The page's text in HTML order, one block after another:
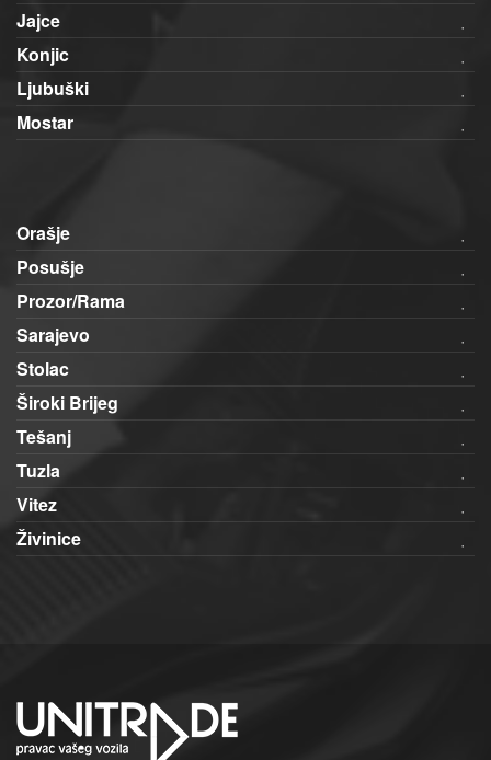
Jajce
Konjic
Ljubuški
Mostar
Orašje
Posušje
Prozor/Rama
Sarajevo
Stolac
Široki Brijeg
Tešanj
Tuzla
Vitez
Živinice